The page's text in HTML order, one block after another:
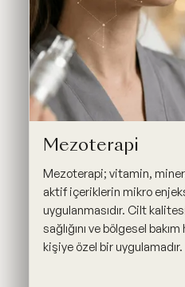
Mezoterapi
Mezoterapi; vitamin,
aktif içeriklerin mikro
uygulanmasıdır. Cilt
sağlığını ve bölgesel
kişiye özel bir uygulamadır.